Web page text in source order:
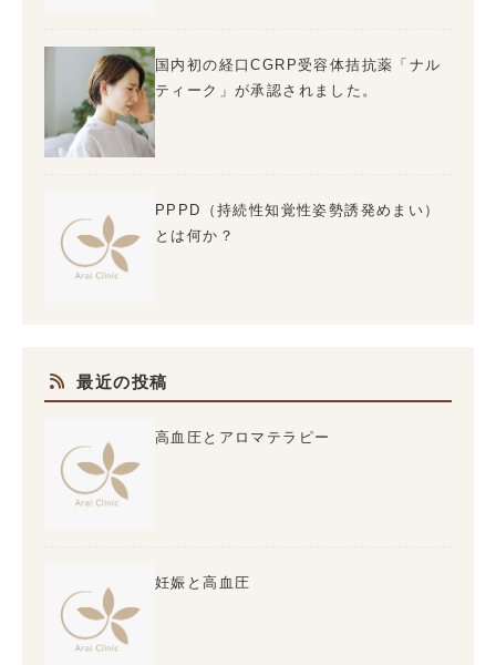
国内初の経口CGRP受容体拮抗薬「ナル
ティーク」が承認されました。
PPPD（持続性知覚性姿勢誘発めまい）
とは何か？
最近の投稿
高血圧とアロマテラピー
妊娠と高血圧